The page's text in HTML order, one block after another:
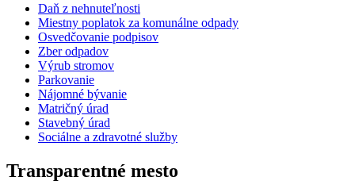
Daň z nehnuteľnosti
Miestny poplatok za komunálne odpady
Osvedčovanie podpisov
Zber odpadov
Výrub stromov
Parkovanie
Nájomné bývanie
Matričný úrad
Stavebný úrad
Sociálne a zdravotné služby
Transparentné mesto